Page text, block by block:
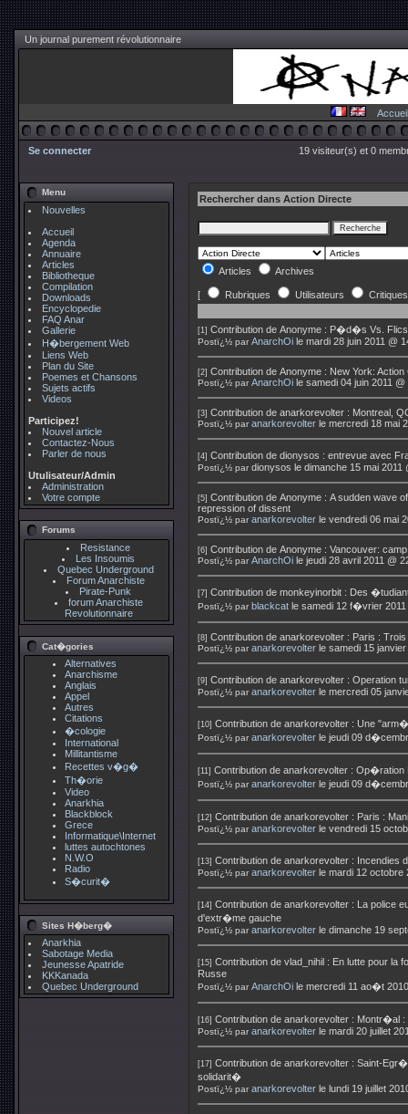
Un journal purement révolutionnaire
Accueil
Se connecter 19 visiteur(s) et 0
Menu
Nouvelles
Accueil
Agenda
Annuaire
Articles
Bibliotheque
Compilation
Downloads
Encyclopedie
FAQ Anar
Gallerie
H�bergement Web
Liens Web
Plan du Site
Poemes et Chansons
Sujets actifs
Videos
Participez!
Nouvel article
Contactez-Nous
Parler de nous
Utulisateur/Admin
Administration
Votre compte
Forums
Resistance
Les Insoumis
Quebec Underground
Forum Anarchiste
Pirate-Punk
forum Anarchiste
Revolutionnaire
Cat�gories
Alternatives
Anarchisme
Anglais
Appel
Autres
Citations
�cologie
International
Millitantisme
Recettes v�g�
Th�orie
Video
Anarkhia
Blackblock
Grece
Informatique\Internet
luttes autochtones
N.W.O
Radio
S�curit�
Sites H�berg�
Anarkhia
Sabotage Media
Jeunesse Apatride
KKKanada
Quebec Underground
Rechercher dans Action Directe
Articles Archives
[ Rubriques Utilisateurs
[1] Contribution de Anonyme : P�d�s Vs. Flics
Postï¿½ par AnarchOi le mardi 28 juin 2011 @
[2] Contribution de Anonyme : New York:
Postï¿½ par AnarchOi le samedi 04 juin 2011
[3] Contribution de anarkorevolter : Montreal,
Postï¿½ par anarkorevolter le mercredi 18 mai
[4] Contribution de dionysos : entrevue avec
Postï¿½ par dionysos le dimanche 15 mai 2011
[5] Contribution de Anonyme : A sudden wave
repression of dissent
Postï¿½ par anarkorevolter le vendredi 06 mai
[6] Contribution de Anonyme : Vancouver:
Postï¿½ par AnarchOi le jeudi 28 avril 2011 @
[7] Contribution de monkeyinorbit : Des
Postï¿½ par blackcat le samedi 12 f�vrier 2011
[8] Contribution de anarkorevolter : Paris :
Postï¿½ par anarkorevolter le samedi 15
[9] Contribution de anarkorevolter : Operation
Postï¿½ par anarkorevolter le mercredi 05
[10] Contribution de anarkorevolter : Une
Postï¿½ par anarkorevolter le jeudi 09
[11] Contribution de anarkorevolter : Op�ration
Postï¿½ par anarkorevolter le jeudi 09
[12] Contribution de anarkorevolter : Paris :
Postï¿½ par anarkorevolter le vendredi 15
[13] Contribution de anarkorevolter : Incendies
Postï¿½ par anarkorevolter le mardi 12 octobre
[14] Contribution de anarkorevolter : La police
d'extr�me gauche
Postï¿½ par anarkorevolter le dimanche 19
[15] Contribution de vlad_nihil : En lutte pour la
Russe
Postï¿½ par AnarchOi le mercredi 11 ao�t
[16] Contribution de anarkorevolter : Montr�al
Postï¿½ par anarkorevolter le mardi 20 juillet
[17] Contribution de anarkorevolter : Saint-
solidarit�
Postï¿½ par anarkorevolter le lundi 19 juillet